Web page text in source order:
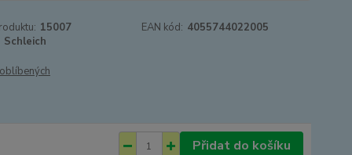
15007 EAN kód: 4055744022005
Schleich
Přidat do košíku